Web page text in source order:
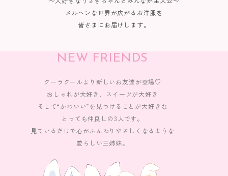
メルヘンな世界が広がるお洋服を
皆さまにお届けします。
NEW FRIENDS
クーラクールより新しいお友達が登場♡
おしゃれが大好き、スイーツが大好き
そして“かわいい”を見つけることが大好きな
とっても仲良しの3人です。
見ているだけで心がふんわりやさしくなるような
愛らしい三姉妹。